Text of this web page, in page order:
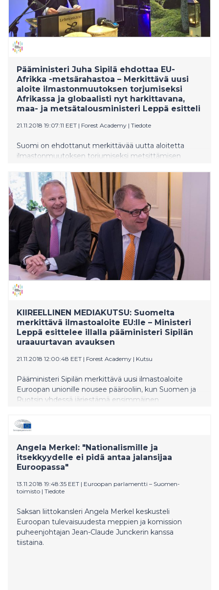
for EU Decision Makers, organized by Finland and
Sweden.
Pääministeri Juha Sipilä ehdottaa EU-
Afrikka -metsärahastoa – Merkittävä uusi
aloite ilmastonmuutoksen torjumiseksi
Afrikassa ja globaalisti nyt harkittavana,
maa- ja metsätalousministeri Leppä esitteli
21.11.2018 19:07:11 EET | Forest Academy | Tiedote
Suomi on ehdottanut merkittävää uutta aloitetta
ilmastonmuutoksen torjumiseksi metsittämisen
Pääministeri Juha Sipilä on jo keskustellut Suomen
aloitteesta Euroopan komission puheenjohtajan Jean-
Claude Junckerin kanssa. Maa- ja metsätalousministeri
Jari Leppä on informoinut EU:n maatalouskomissaaria
Phil Hogania sekä muita EU-maita aloitteesta.
Aloitteen esitteli tänään ministeri Leppä
ensimmäisessä EU-päätöksentekijöille pidettävässä
Metsäakatemiassa, jonka järjestävät Suomi ja Ruotsi
yhdessä.
KIIREELLINEN MEDIAKUTSU: Suomelta
merkittävä ilmastoaloite EU:lle – Ministeri
Leppä esittelee illalla pääministeri Sipilän
uraauurtavan avauksen
21.11.2018 12:00:48 EET | Forest Academy | Kutsu
Pääministeri Sipilän merkittävä uusi ilmastoaloite
Euroopan unionille nousee päärooliin, kun Suomen ja
Ruotsin yhdessä järjestämä ensimmäinen
Decision Makers) tänään alkaa. Maa- ja
metsätalousministeri Jari Leppä esittelee Sipilän
aluksi, keskiviikkoiltana Asikkalassa klo 18.15
pidettävässä lehdistötilaisuudessa. Sekä Sipilä että
Leppä ovat jo keskustelleet uraauurtavasta
ilmastoavauksesta EU-johdon kanssa.
Angela Merkel: "Nationalismille ja
itsekkyydelle ei pidä antaa jalansijaa
Euroopassa"
13.11.2018 19:48:35 EET | Euroopan parlamentti – Suomen-
toimisto | Tiedote
Saksan liittokansleri Angela Merkel keskusteli
Euroopan tulevaisuudesta meppien ja komission
puheenjohtajan Jean-Claude Junckerin kanssa
tiistaina.